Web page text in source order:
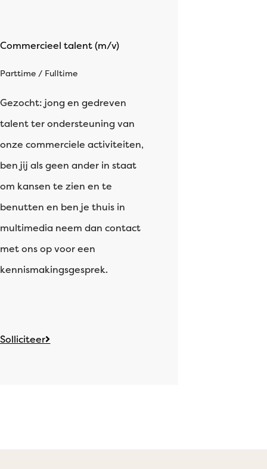
Commercieel talent (m/v)
Parttime / Fulltime
Gezocht: jong en gedreven
talent ter ondersteuning van
onze commerciele activiteiten,
ben jij als geen ander in staat
om kansen te zien en te
benutten en ben je thuis in
multimedia neem dan contact
met ons op voor een
kennismakingsgesprek.
Solliciteer